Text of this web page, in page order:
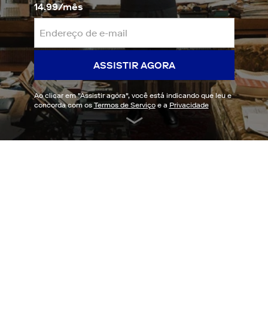
14.99/mês
ASSISTIR AGORA
Ao clicar em "Assistir agora", você está indicando que leu e
concorda com os Termos de Serviçoe a Privacidade